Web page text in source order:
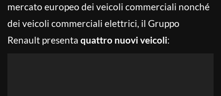
mercato europeo dei veicoli commerciali nonché
dei veicoli commerciali elettrici, il Gruppo
Renault presenta quattro nuovi veicoli: